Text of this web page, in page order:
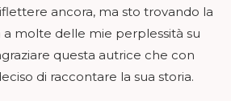
ancora, ma sto trovando la
a molte delle mie perplessità su
questa autrice che con
di raccontare la sua storia.